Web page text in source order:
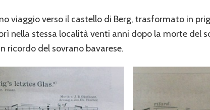
viaggio verso il castello di Berg, trasformato in
nella stessa località venti anni dopo la morte del
ricordo del sovrano bavarese.